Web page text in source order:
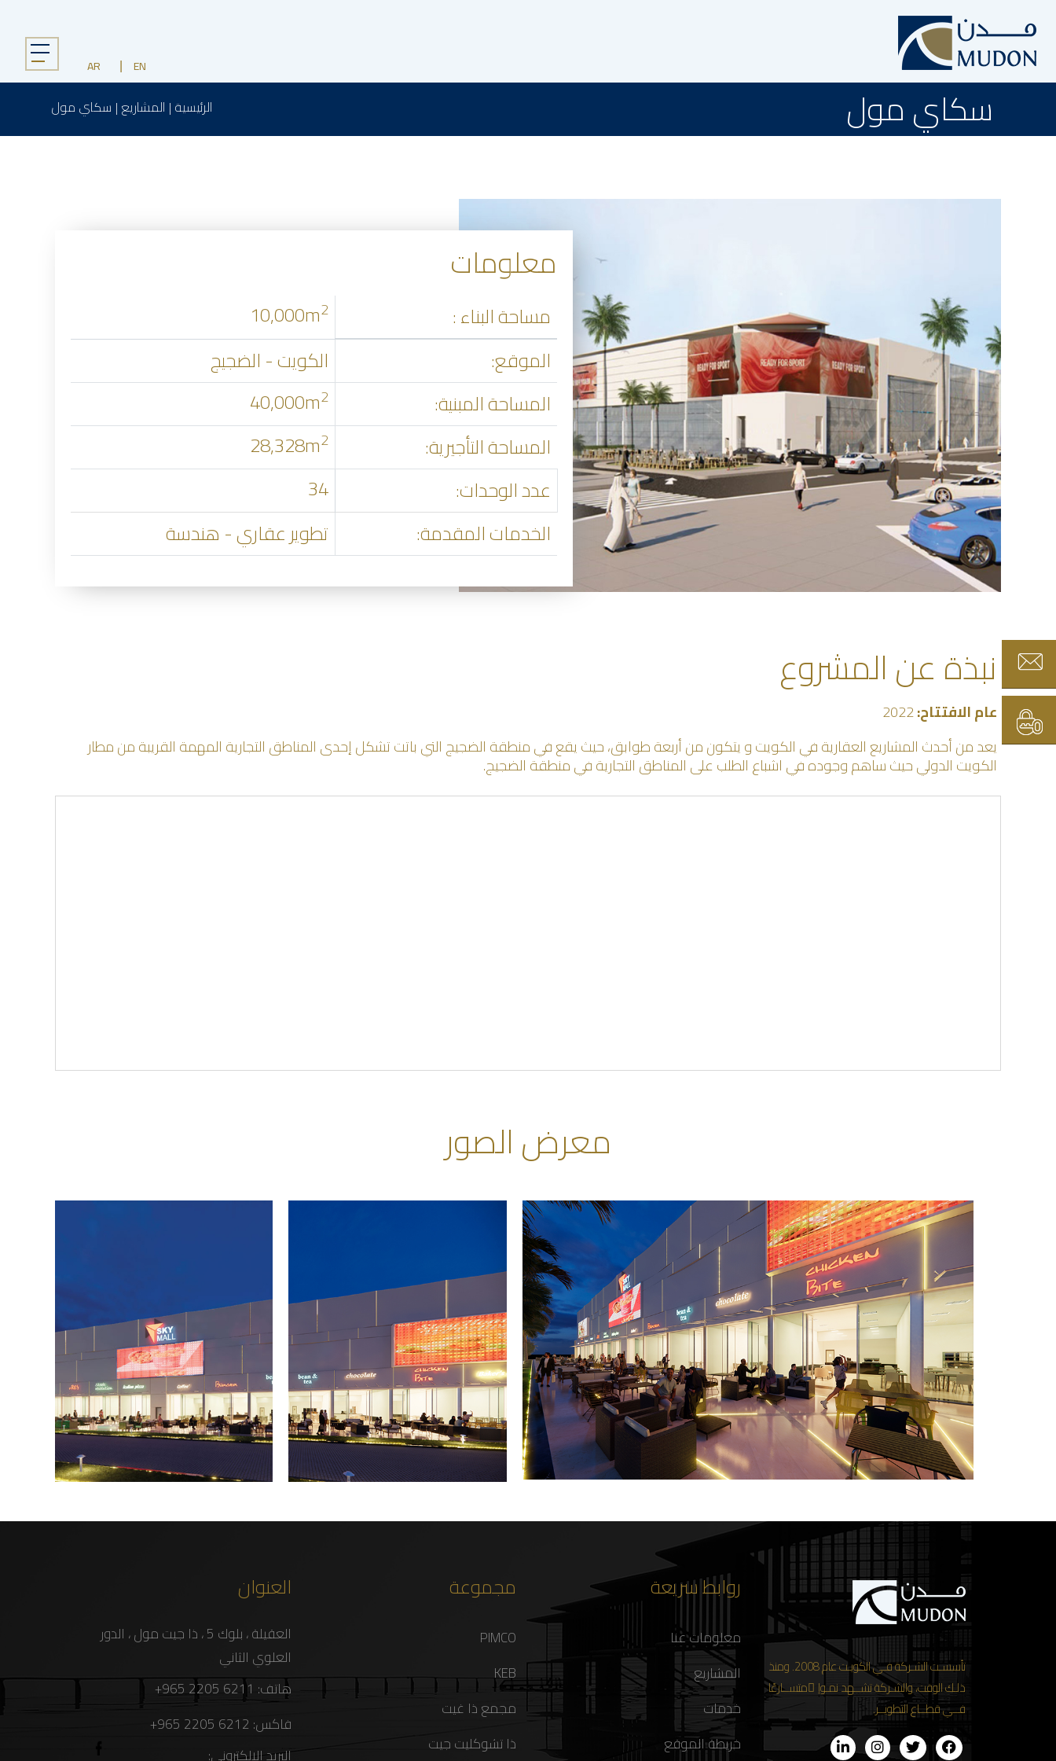
EN
AR
Menu
سكاي مول الرئيسية | المشاريع | سكاي مول
معلومات
مساحة البناء : 10,000m2
الموقع:
الكويت - الضجيج
المساحة المبنية:
40,000m2
المساحة التأجيرية: 28,328m2
عدد الوحدات:
34
الخدمات المقدمة:
تطوير عقاري - هندسة
نبذة عن المشروع
عام الافتتاح:
يعد من أحدث المشاريع العقارية في الكويت و يتكون من أربعة طوابق، حيث يقع في منطقة الضجيج التي باتت تشكل إحدى المناطق التجارية المهمة القريبة من مطار
الكويت الدولي حيث ساهم وجوده في اشباع الطلب على المناطق التجارية في منطقة الضجيج.
معرض الصور
تأسسـت الشـركة فـي الكويـت عام 2008. ومنذ
ذلـك الوقت، والشـركة تشــهد نمـواِ ًمتســارعًا
فــي قطــاع التطويــر.
روابط سريعة
معلومات عنا
المشاريع
خدمات
خريطة الموقع
مجموعة
PIMCO
KEB
مجمع ذا غيت
ذا تشوكليت جيت
العنوان
العقيلة ، بلوك 5 ، ذا جيت مول ، الدور
العلوي الثاني
هاتف: 6211 2205 965+
فاكس:6212 2205 965+
البريد الإلكتروني: